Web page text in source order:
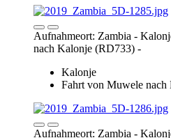
Kalonje
Fahrt von Muwele
Aufnahmeort: Zambia -
nach Kalonje (RD733) -
Kalonje
Fahrt von Muwele